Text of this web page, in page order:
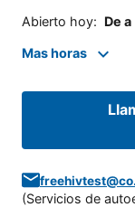
Abierto hoy: De a
Mas horas
(Servicios de